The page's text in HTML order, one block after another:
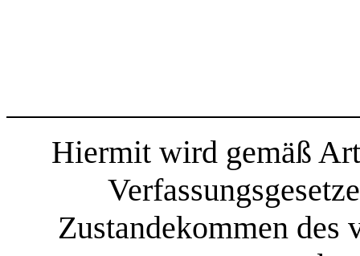
Hiermit wird gemäß
Zustandekommen des